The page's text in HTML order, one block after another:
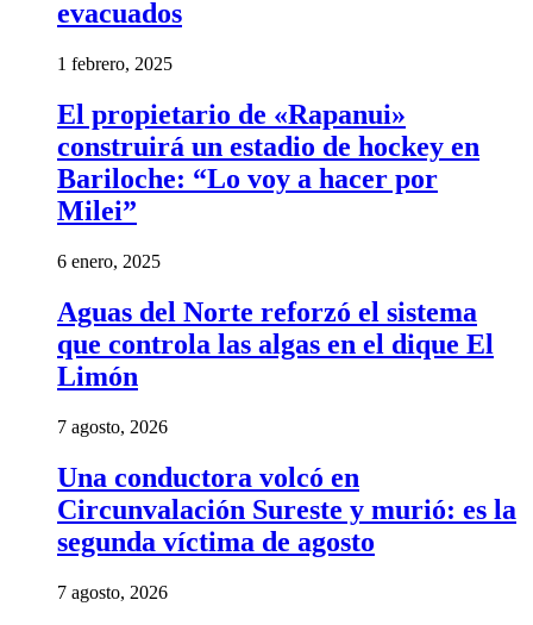
evacuados
1 febrero, 2025
El propietario de «Rapanui»
construirá un estadio de hockey en
Bariloche: “Lo voy a hacer por
Milei”
6 enero, 2025
Aguas del Norte reforzó el sistema
que controla las algas en el dique El
Limón
7 agosto, 2026
Una conductora volcó en
Circunvalación Sureste y murió: es la
segunda víctima de agosto
7 agosto, 2026